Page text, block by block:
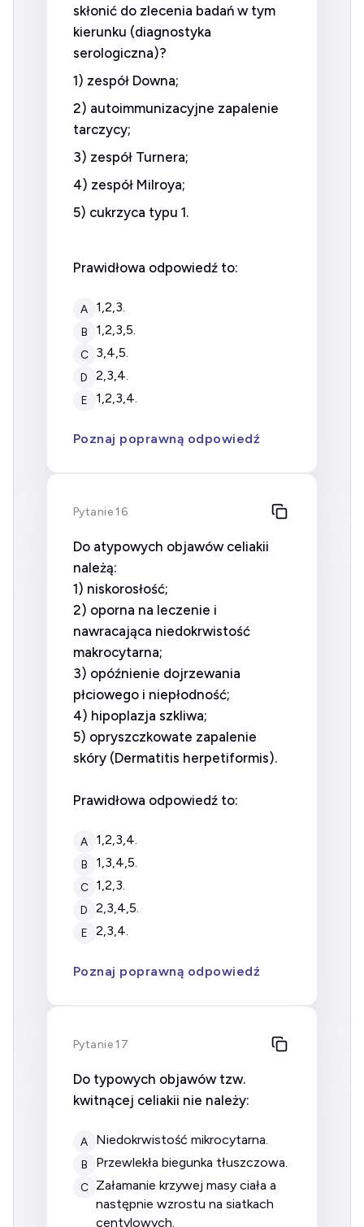
skłonić do zlecenia badań w tym
kierunku (diagnostyka
serologiczna)?
1) zespół Downa;
2) autoimmunizacyjne zapalenie
tarczycy;
3) zespół Turnera;
4) zespół Milroya;
5) cukrzyca typu 1.
Prawidłowa odpowiedź to:
A 1,2,3.
B 1,2,3,5.
C 3,4,5.
D 2,3,4.
E 1,2,3,4.
Poznaj poprawną odpowiedź
Pytanie 16
Do atypowych objawów celiakii
należą:
1) niskorosłość;
2) oporna na leczenie i
nawracająca niedokrwistość
makrocytarna;
3) opóźnienie dojrzewania
płciowego i niepłodność;
4) hipoplazja szkliwa;
5) opryszczkowate zapalenie
skóry (Dermatitis herpetiformis).
Prawidłowa odpowiedź to:
A 1,2,3,4.
B 1,3,4,5.
C 1,2,3.
D 2,3,4,5.
E 2,3,4.
Poznaj poprawną odpowiedź
Pytanie 17
Do typowych objawów tzw.
kwitnącej celiakii nie należy:
A niedokrwistość mikrocytarna.
B przewlekła biegunka tłuszczowa.
C
załamanie krzywej masy ciała a
następnie wzrostu na siatkach
centylowych.